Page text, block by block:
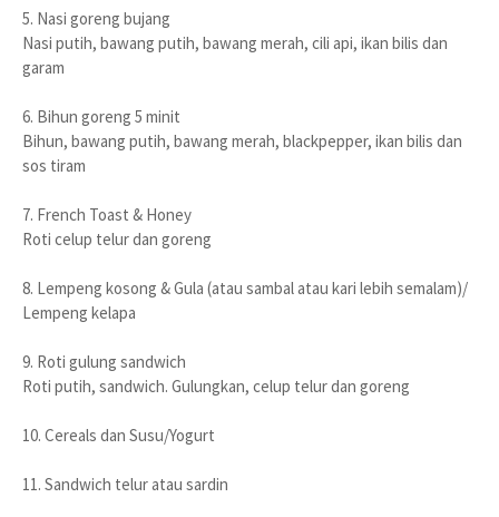
5. Nasi goreng bujang
Nasi putih, bawang putih, bawang merah, cili api, ikan bilis dan
garam
6. Bihun goreng 5 minit
Bihun, bawang putih, bawang merah, blackpepper, ikan bilis dan
sos tiram
7. French Toast & Honey
Roti celup telur dan goreng
8. Lempeng kosong & Gula (atau sambal atau kari lebih semalam)/
Lempeng kelapa
9. Roti gulung sandwich
Roti putih, sandwich. Gulungkan, celup telur dan goreng
10. Cereals dan Susu/Yogurt
11. Sandwich telur atau sardin